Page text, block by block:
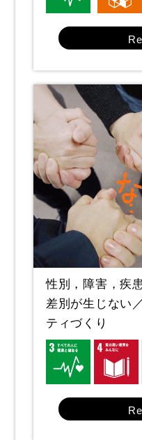
性別，障害，疾
差別が生じない
ティづくり